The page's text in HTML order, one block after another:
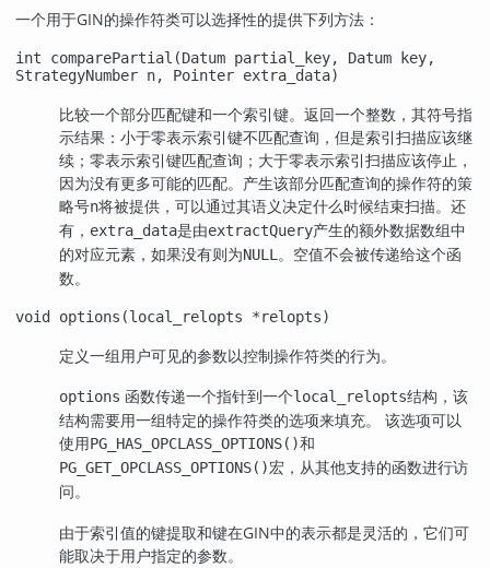
一个用于GIN的操作符类可以选择性的提供下列方法：
int comparePartial(Datum partial_key, Datum key,
StrategyNumber n, Pointer extra_data)
比较一个部分匹配键和一个索引键。返回一个整数，其符号指
示结果：小于零表示索引键不匹配查询，但是索引扫描应该继
续；零表示索引键匹配查询；大于零表示索引扫描应该停止，
因为没有更多可能的匹配。产生该部分匹配查询的操作符的策
略号n将被提供，可以通过其语义决定什么时候结束扫描。还
有， extra_data是由extractQuery产生的额外数据数组中
的对应元素，如果没有则为NULL 。空值不会被传递给这个函
数。
void options(local_relopts *relopts)
定义一组用户可见的参数以控制操作符类的行为。
options 函数传递一个指针到一个local_relopts结构，该
结构需要用一组特定的操作符类的选项来填充。 该选项可以
使用PG_HAS_OPCLASS_OPTIONS()和
PG_GET_OPCLASS_OPTIONS()宏，从其他支持的函数进行访
问。
由于索引值的键提取和键在GIN中的表示都是灵活的，它们可
能取决于用户指定的参数。